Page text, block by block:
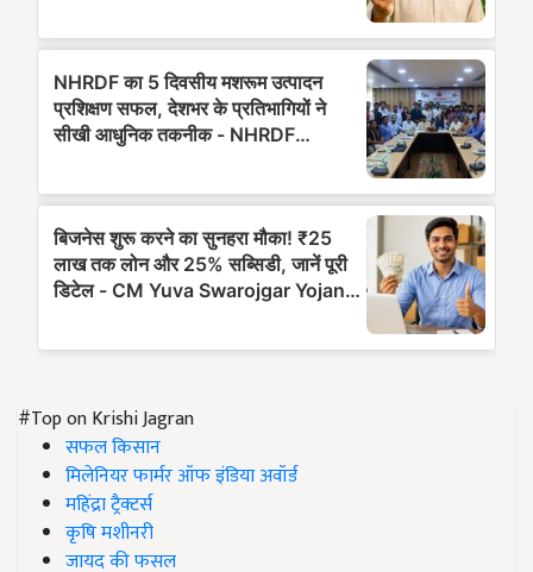
#Top on Krishi Jagran
सफल किसान
मिलेनियर फार्मर ऑफ इंडिया अवॉर्ड
महिंद्रा ट्रैक्टर्स
कृषि मशीनरी
जायद की फसल